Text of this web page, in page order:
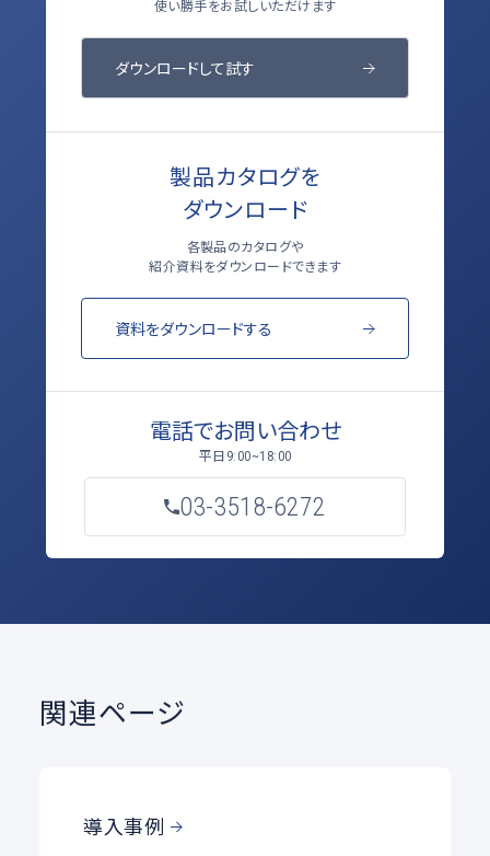
使い勝手をお試しいただけます
ダウンロードして試す
製品カタログを
ダウンロード
各製品のカタログや
紹介資料をダウンロードできます
資料をダウンロードする
電話でお問い合わせ
平日 9:00~18:00
03-3518-6272
関連ページ
導入事例